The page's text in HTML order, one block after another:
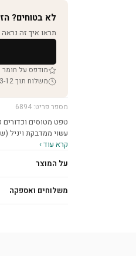
לא בטוחים?
תראו איך זה
מודפס על חומר
משלוח תוך 3-12 ימי עסקים
מספר פריט: 6894
טפט מטוסים
עשוי ממדבקת ויניל
קרא עוד ›
על המוצר
משלוחים ואספקה